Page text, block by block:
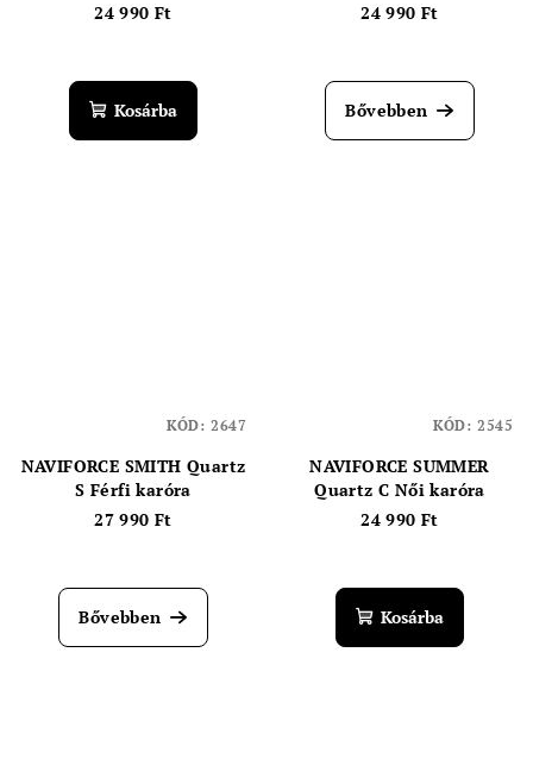
24 990 Ft
Kosárba
24 990 Ft
Bővebben
NAVIFORCE SMITH Quartz
S Férfi karóra
27 990 Ft
Bővebben
KÓD: 2647
NAVIFORCE SUMMER
Quartz C Női karóra
24 990 Ft
Kosárba
KÓD: 2545